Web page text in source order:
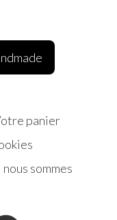
panier
nous sommes